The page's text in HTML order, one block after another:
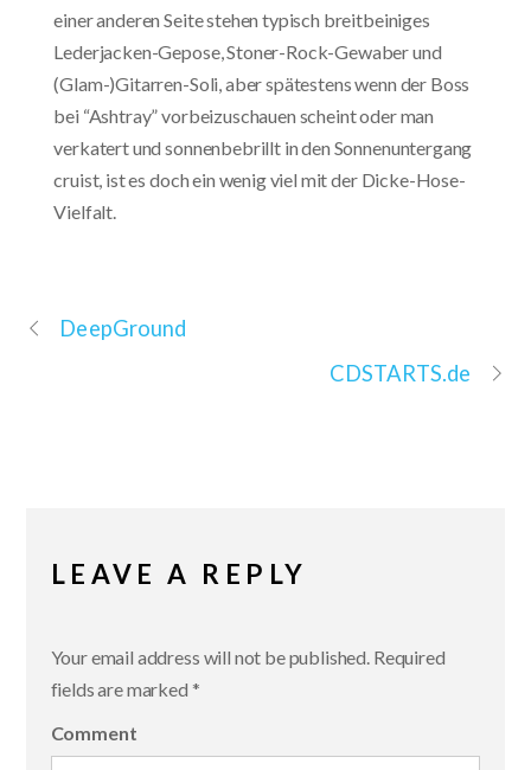
einer anderen Seite stehen typisch breitbeiniges
Lederjacken-Gepose, Stoner-Rock-Gewaber und
(Glam-)Gitarren-Soli, aber spätestens wenn der Boss
bei “Ashtray” vorbeizuschauen scheint oder man
verkatert und sonnenbebrillt in den Sonnenuntergang
cruist, ist es doch ein wenig viel mit der Dicke-Hose-
Vielfalt.
DeepGround
CDSTARTS.de
LEAVE A REPLY
Your email address will not be published. Required
fields are marked *
Comment